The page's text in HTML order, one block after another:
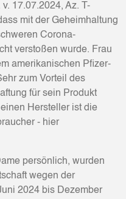
17.07.2024, Az. T-
mit der Geheimhaltung
Corona-
verstoßen wurde. Frau
amerikanischen Pfizer-
zum Vorteil des
für sein Produkt
Hersteller ist die
- hier
persönlich, wurden
wegen der
2024 bis Dezember